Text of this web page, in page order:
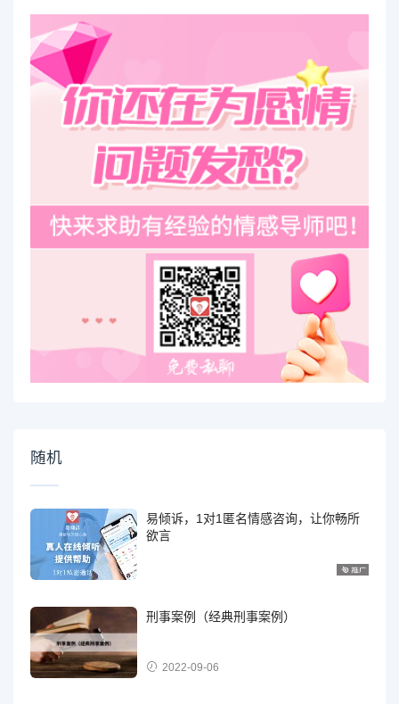
随机
易倾诉，1对1匿名情感咨询，让你畅所
欲言
刑事案例（经典刑事案例）
2022-09-06